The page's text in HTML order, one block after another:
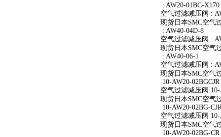
: AW20-01BC-X170
空气过滤减压阀 :
现货日本SMC空气
: AW40-04D-8
空气过滤减压阀 :
现货日本SMC空气
: AW40-06-1
空气过滤减压阀 :
现货日本SMC空气
10-AW20-02BGCJR
空气过滤减压阀 10-
现货日本SMC空气
10-AW20-02BG-
空气过滤减压阀 10-
现货日本SMC空气
10-AW20-02BG-CR